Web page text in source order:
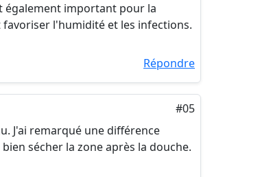
également important pour la
l'humidité et les infections.
Répondre
#05
J'ai remarqué une différence
sécher la zone après la douche.